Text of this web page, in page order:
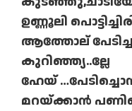
ഉണ്ണൂലി
ആത്തോല്‌
കുറിഞ്ഞ്യ..ല്ലേ
ഹേയ്
മറയ്ക്കാൻ